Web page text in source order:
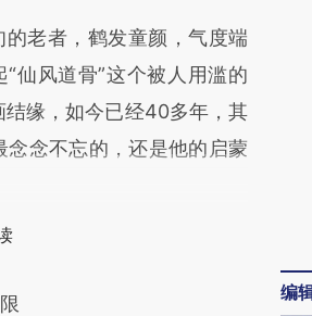
老者，鹤发童颜，气度端
仙风道骨”这个被人用滥的
缘，如今已经40多年，其
念不忘的，还是他的启蒙
编